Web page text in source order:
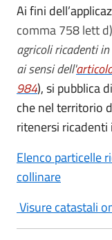
Ai fini
comma 758 lett
agricoli ricadenti
ai sensi dell'
984), si pubblica
che nel territorio
ritenersi
Elenco particelle
collinare
Visure catastali